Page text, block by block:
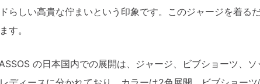
らしい高貴な佇まいという印象です。このジャージを着る
す。
の日本国内での展開は、ジャージ、ビブショーツ、ソ